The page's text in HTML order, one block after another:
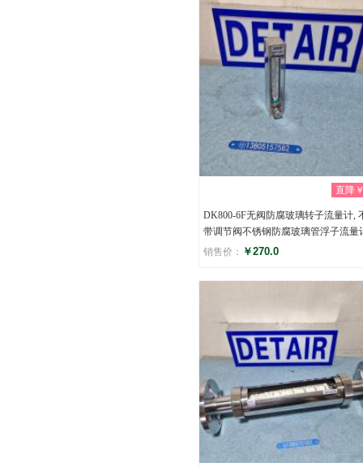
(0)
直降
DK800-6F无阀防腐玻璃转子流量计,
带调节阀不锈钢防腐玻璃管浮子流量
销售价： ￥270.0
评分